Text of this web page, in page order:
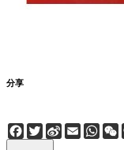
分享
Facebook
Twitter
Sina
Weibo
Email